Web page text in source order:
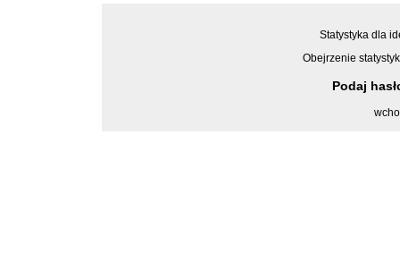
Statystyka dla
Obejrzenie
Podaj